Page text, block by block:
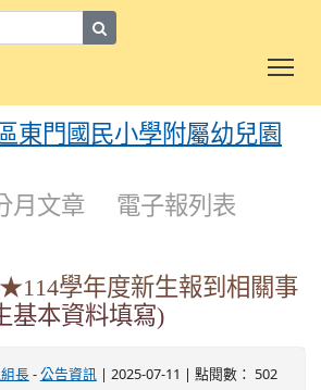
月文章 電子報列表
學年度新生報到相關事
本資料填寫)
長- 公告資訊 | 2025-07-11 | 點閱數： 502